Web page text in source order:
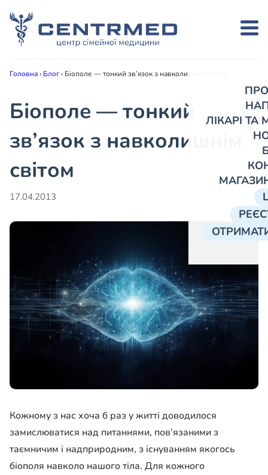
ЛІКАРІ
Головна› Блог› Біополе — тонкий зв’язок з навколишнім світом
Біополе — тонкий
зв’язок з навколишнім
світом
17.04.2013
Кожному з нас хоча б раз у житті доводилося
замислюватися над питаннями, пов’язаними з
таємничим і надприродним, з існуванням якогось
біополя навколо нашого тіла. Для кожного